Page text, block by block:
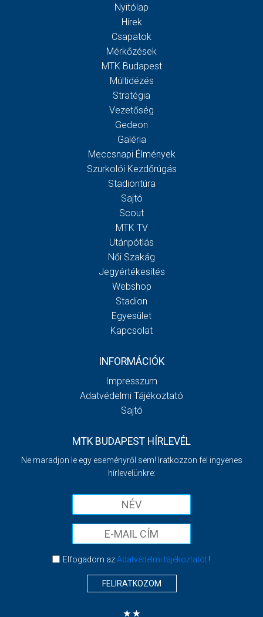
Nyitólap
Hírek
Csapatok
Mérkőzések
MTK Budapest
Múltidézés
Stratégia
Vezetőség
Gedeon
Galéria
Meccsnapi Élmények
Szurkolói Kezdőrúgás
Stadiontúra
Sajtó
Scout
MTK TV
Utánpótlás
Női Szakág
Jegyértékesítés
Webshop
Stadion
Egyesület
Kapcsolat
INFORMÁCIÓK
Impresszum
Adatvédelmi Tájékoztató
Sajtó
MTK BUDAPEST HÍRLEVÉL
Ne maradjon le egy eseményről sem! Iratkozzon fel ingyenes
hírlevelünkre:
Elfogadom azAdatvédelmi tájékoztatót!
FELIRATKOZOM